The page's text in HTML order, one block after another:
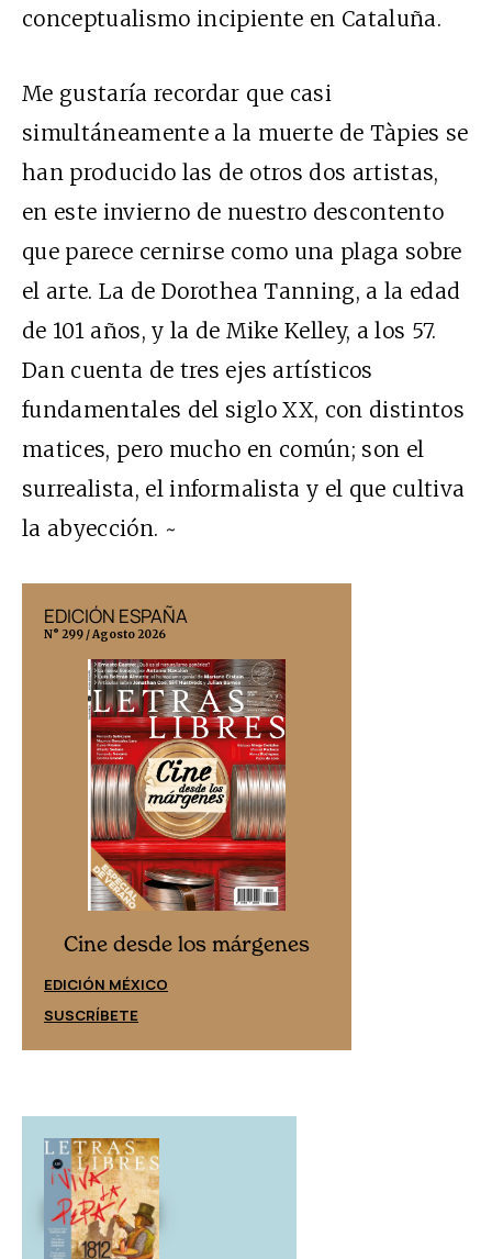
conceptualismo incipiente en Cataluña.
Me gustaría recordar que casi
simultáneamente a la muerte de Tàpies se
han producido las de otros dos artistas,
en este invierno de nuestro descontento
que parece cernirse como una plaga sobre
el arte. La de Dorothea Tanning, a la edad
de 101 años, y la de Mike Kelley, a los 57.
Dan cuenta de tres ejes artísticos
fundamentales del siglo XX, con distintos
matices, pero mucho en común; son el
surrealista, el informalista y el que cultiva
la abyección. ~
EDICIÓN ESPAÑA
N° 299 / Agosto 2026
Cine desde los márgenes
EDICIÓN MÉXICO
SUSCRÍBETE